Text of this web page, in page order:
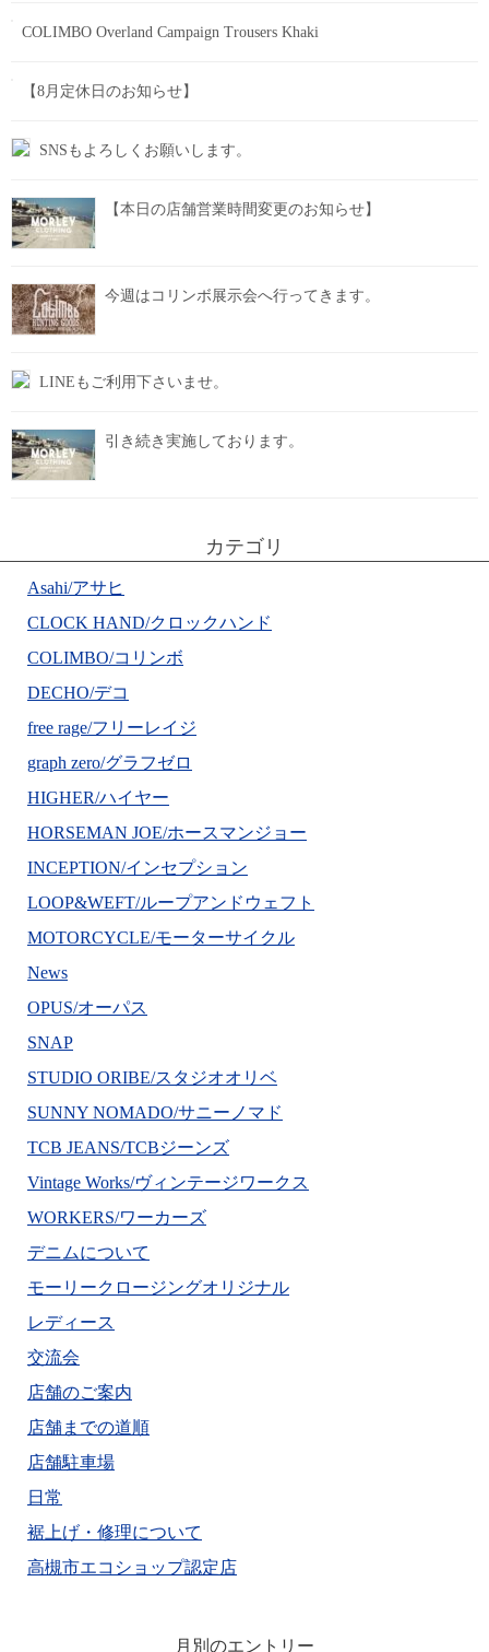
COLIMBO Overland Campaign Trousers Khaki
【8月定休日のお知らせ】
SNSもよろしくお願いします。
【本日の店舗営業時間変更のお知らせ】
今週はコリンボ展示会へ行ってきます。
LINEもご利用下さいませ。
引き続き実施しております。
カテゴリ
Asahi/アサヒ
CLOCK HAND/クロックハンド
COLIMBO/コリンボ
DECHO/デコ
free rage/フリーレイジ
graph zero/グラフゼロ
HIGHER/ハイヤー
HORSEMAN JOE/ホースマンジョー
INCEPTION/インセプション
LOOP&WEFT/ループアンドウェフト
MOTORCYCLE/モーターサイクル
News
OPUS/オーパス
SNAP
STUDIO ORIBE/スタジオオリベ
SUNNY NOMADO/サニーノマド
TCB JEANS/TCBジーンズ
Vintage Works/ヴィンテージワークス
WORKERS/ワーカーズ
デニムについて
モーリークロージングオリジナル
レディース
交流会
店舗のご案内
店舗までの道順
店舗駐車場
日常
裾上げ・修理について
高槻市エコショップ認定店
月別のエントリー